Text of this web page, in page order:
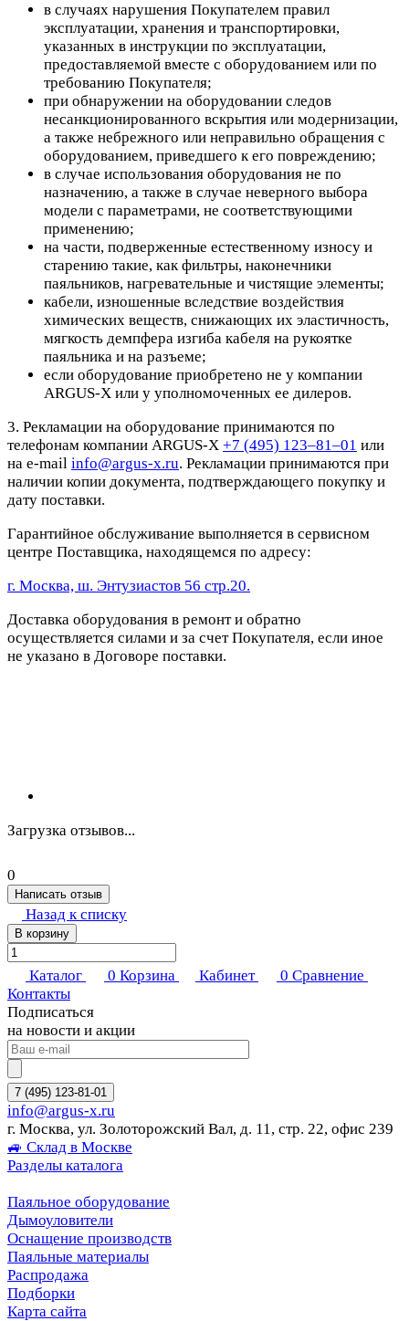
в случаях нарушения Покупателем правил
эксплуатации, хранения и транспортировки,
указанных в инструкции по эксплуатации,
предоставляемой вместе с оборудованием или по
требованию Покупателя;
при обнаружении на оборудовании следов
несанкционированного вскрытия или модернизации,
а также небрежного или неправильно обращения с
оборудованием, приведшего к его повреждению;
в случае использования оборудования не по
назначению, а также в случае неверного выбора
модели с параметрами, не соответствующими
применению;
на части, подверженные естественному износу и
старению такие, как фильтры, наконечники
паяльников, нагревательные и чистящие элементы;
кабели, изношенные вследствие воздействия
химических веществ, снижающих их эластичность,
мягкость демпфера изгиба кабеля на рукоятке
паяльника и на разъеме;
если оборудование приобретено не у компании
ARGUS-X или у уполномоченных ее дилеров.
3. Рекламации на оборудование принимаются по
телефонам компании ARGUS-X +7 (495) 123–81–01 или
на e-mail info@argus-x.ru. Рекламации принимаются при
наличии копии документа, подтверждающего покупку и
дату поставки.
Гарантийное обслуживание выполняется в сервисном
центре Поставщика, находящемся по адресу:
г. Москва, ш. Энтузиастов 56 стр.20.
Доставка оборудования в ремонт и обратно
осуществляется силами и за счет Покупателя, если иное
не указано в Договоре поставки.
Загрузка отзывов...
0
Написать отзыв
Назад к списку
В корзину
Каталог 0 Корзина Кабинет 0 Сравнение
Контакты
Подписаться
на новости и акции
7 (495) 123-81-01
info@argus-x.ru
г. Москва, ул. Золоторожский Вал, д. 11, стр. 22, офис 239
🚙 Склад в Москве
Разделы каталога
Паяльное оборудование
Дымоуловители
Оснащение производств
Паяльные материалы
Распродажа
Подборки
Карта сайта